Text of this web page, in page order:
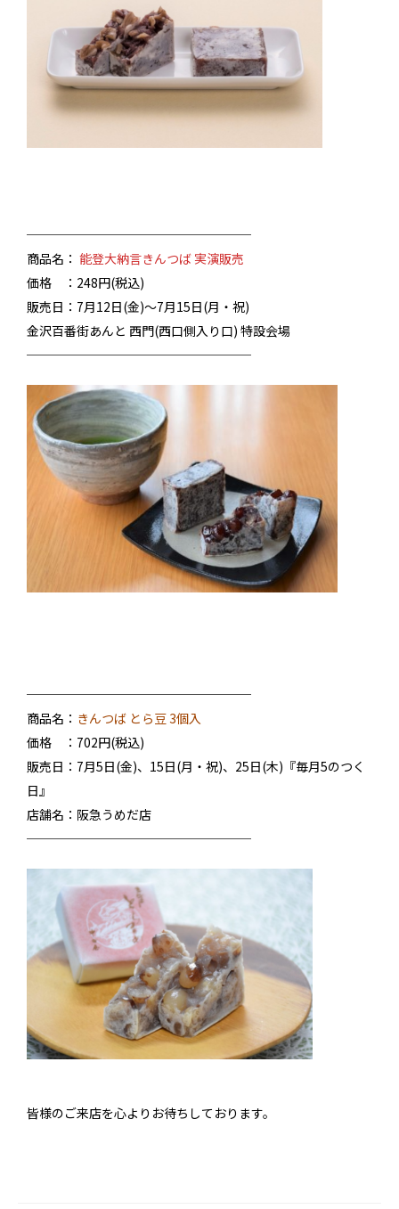
──────────────────
商品名： 能登大納言きんつば実演販売
価格 ：248円(税込)
販売日：7月12日(金)～7月15日(月・祝)
金沢百番街あんと 西門(西口側入り口) 特設会場
──────────────────
──────────────────
商品名： きんつば とら豆 3個入
価格 ：702円(税込)
販売日：7月5日(金)、15日(月・祝)、25日(木)『毎月5のつく
日』
店舗名：阪急うめだ店
──────────────────
皆様のご来店を心よりお待ちしております。